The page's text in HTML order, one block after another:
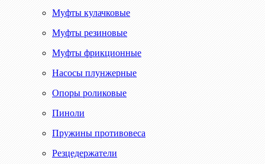
Муфты кулачковые
Муфты резиновые
Муфты фрикционные
Насосы плунжерные
Опоры роликовые
Пиноли
Пружины противовеса
Резцедержатели